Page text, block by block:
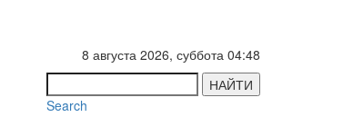
8 августа 2026, суббота 04:48
НАЙТИ
Search